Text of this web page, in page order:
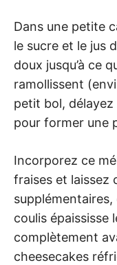
Dans une petite
le sucre et le jus
doux jusqu’à ce
ramollissent
petit bol, délayez
pour former une
Incorporez ce
fraises et laissez
supplémentaires,
coulis épaississe
complètement
cheesecakes